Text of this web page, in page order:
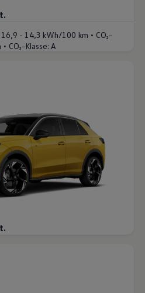
16,9 - 14,3 kWh/100 km • CO₂-
• CO₂-Klasse: A